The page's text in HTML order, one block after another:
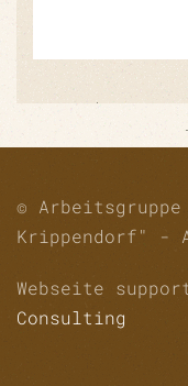
© Arbeitsgruppe
Krippendorf" -
Webseite
Consulting